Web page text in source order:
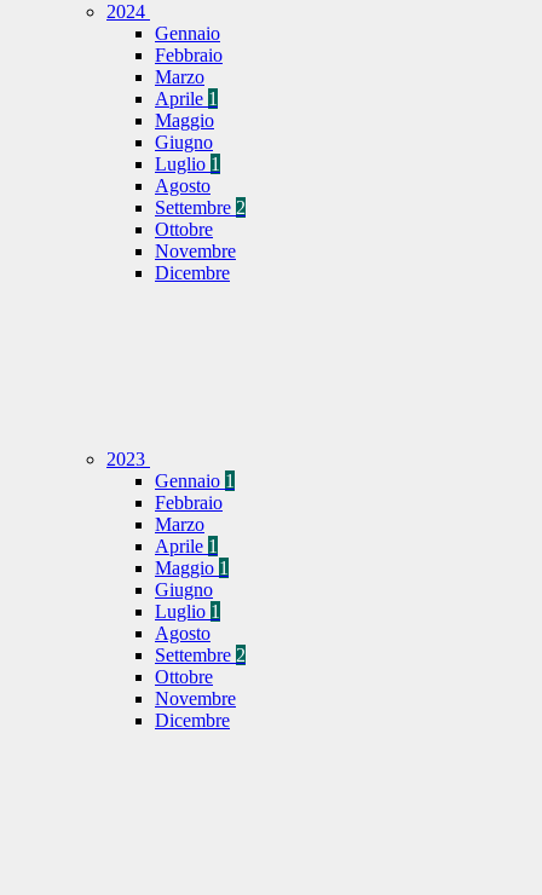
2024
Gennaio
Febbraio
Marzo
Aprile 1
Maggio
Giugno
Luglio 1
Agosto
Settembre 2
Ottobre
Novembre
Dicembre
2023
Gennaio 1
Febbraio
Marzo
Aprile 1
Maggio 1
Giugno
Luglio 1
Agosto
Settembre 2
Ottobre
Novembre
Dicembre